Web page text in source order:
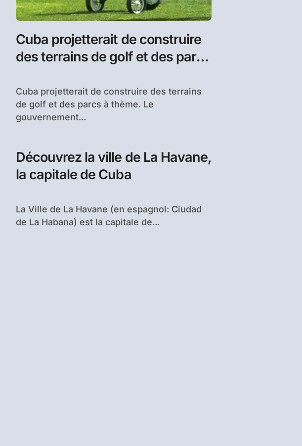
Cuba projetterait de construire
des terrains de golf et des parcs
Cuba projetterait de construire des terrains
de golf et des parcs à thème. Le
gouvernement...
Découvrez la ville de La Havane,
la capitale de Cuba
La Ville de La Havane (en espagnol: Ciudad
de La Habana) est la capitale de...